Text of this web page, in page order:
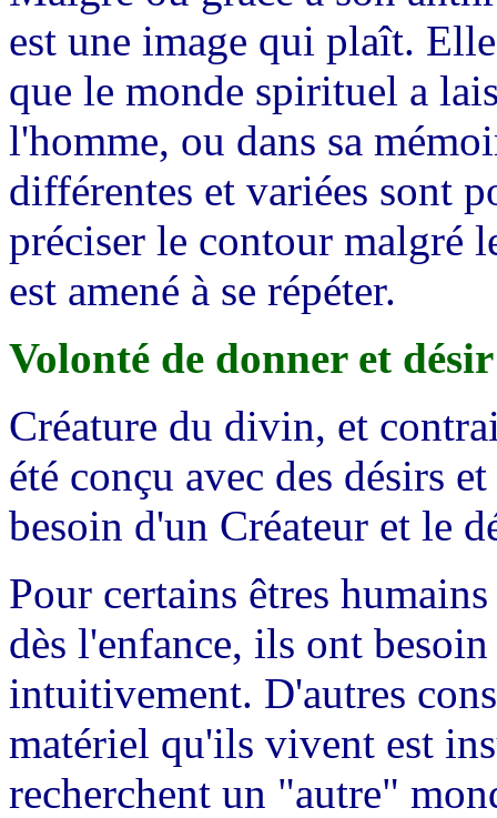
est une image qui plaît.
que le monde spirituel a
l'homme, ou dans sa
différentes et variées sont
préciser le contour malgré
est amené à se répéter.
Volonté de donner et
Créature du divin, et
été conçu avec des désirs
besoin d'un Créateur et le
Pour certains êtres
dès l'enfance, ils ont
intuitivement. D'autres
matériel qu'ils vivent est
recherchent un "autre"